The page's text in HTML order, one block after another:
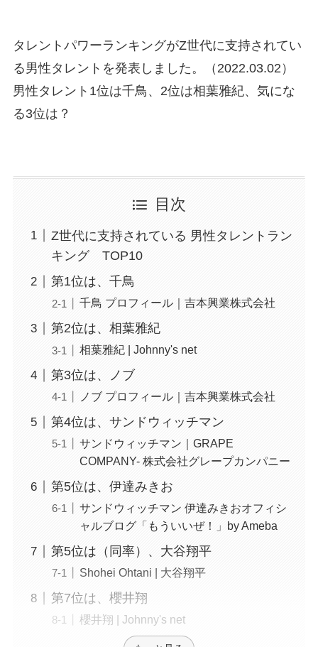
タレントパワーランキングがZ世代に支持されてい
る男性タレントを発表しました。（2022.03.02）
男性タレント1位は千鳥、2位は相葉雅紀、気にな
る3位は？
目次
Z世代に支持されている 男性タレントラン
キング TOP10
第1位は、千鳥
千鳥 プロフィール｜吉本興業株式会社
第2位は、相葉雅紀
相葉雅紀 | Johnny's net
第3位は、ノブ
ノブ プロフィール｜吉本興業株式会社
第4位は、サンドウィッチマン
サンドウィッチマン｜GRAPE
COMPANY- 株式会社グレープカンパニー
第5位は、伊達みきお
サンドウィッチマン 伊達みきおオフィシ
ャルブログ「もういいぜ！」by Ameba
第5位は（同率）、大谷翔平
Shohei Ohtani | 大谷翔平
第7位は、櫻井翔
櫻井翔 | Johnny's net